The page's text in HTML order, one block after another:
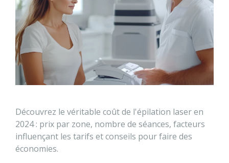
Découvrez le véritable coût de l'épilation laser en
2024 : prix par zone, nombre de séances, facteurs
influençant les tarifs et conseils pour faire des
économies.